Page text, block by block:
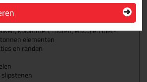
voor:
kolommen, muren, enz...) en niet-
elementen
en randen